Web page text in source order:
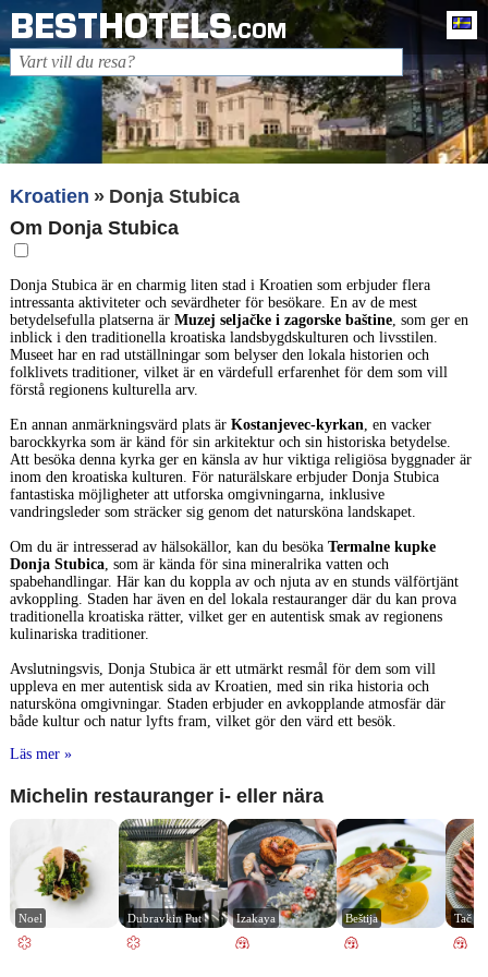
BESTHOTELS.COM
Kroatien
Donja Stubica
Om Donja Stubica
Donja Stubica är en charmig liten stad i Kroatien som erbjuder flera
intressanta aktiviteter och sevärdheter för besökare. En av de mest
betydelsefulla platserna är Muzej seljačke i zagorske baštine, som ger en
inblick i den traditionella kroatiska landsbygdskulturen och livsstilen.
Museet har en rad utställningar som belyser den lokala historien och
folklivets traditioner, vilket är en värdefull erfarenhet för dem som vill
förstå regionens kulturella arv.
En annan anmärkningsvärd plats är Kostanjevec-kyrkan, en vacker
barockkyrka som är känd för sin arkitektur och sin historiska betydelse.
Att besöka denna kyrka ger en känsla av hur viktiga religiösa byggnader är
inom den kroatiska kulturen. För naturälskare erbjuder Donja Stubica
fantastiska möjligheter att utforska omgivningarna, inklusive
vandringsleder som sträcker sig genom det natursköna landskapet.
Om du är intresserad av hälsokällor, kan du besöka Termalne kupke
Donja Stubica, som är kända för sina mineralrika vatten och
spabehandlingar. Här kan du koppla av och njuta av en stunds välförtjänt
avkoppling. Staden har även en del lokala restauranger där du kan prova
traditionella kroatiska rätter, vilket ger en autentisk smak av regionens
kulinariska traditioner.
Avslutningsvis, Donja Stubica är ett utmärkt resmål för dem som vill
uppleva en mer autentisk sida av Kroatien, med sin rika historia och
natursköna omgivningar. Staden erbjuder en avkopplande atmosfär där
både kultur och natur lyfts fram, vilket gör den värd ett besök.
Läs mer »
Michelin restauranger i- eller nära
Noel Dubravkin Put Izakaya Beštija Tač